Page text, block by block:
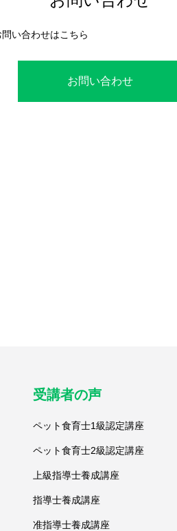
問い合わせはこちら
お問い合わせ
受講者の声
ペット食育士1級認定講座
ペット食育士2級認定講座
上級指導士養成講座
指導士養成講座
准指導士養成講座